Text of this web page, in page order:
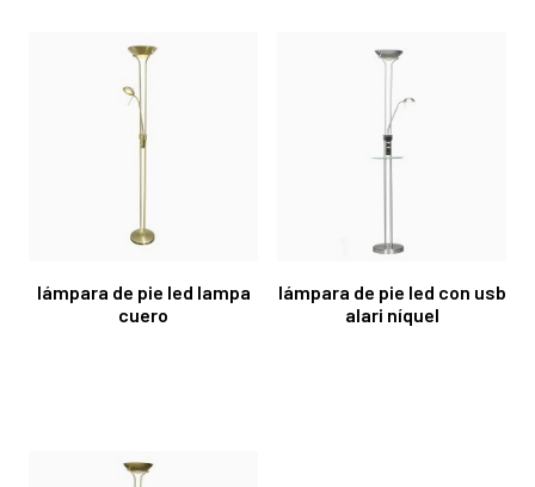
lámpara de pie led lampa
cuero
lámpara de pie led con usb
alari níquel